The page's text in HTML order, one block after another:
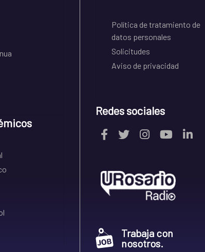
Política de tratamiento de
datos personales
Solicitudes
Aviso de privacidad
Redes sociales
Trabaja con
nosotros.